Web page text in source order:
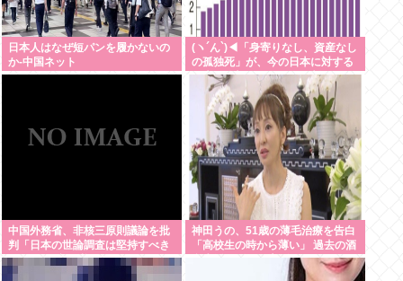
日本人はなぜ短パンを履かないの
か-中国ネット
(ヽ´ん`)◀「身寄りなし、資産なし
の孤独死」が、今の日本に対する
最大の攻撃であることが判明！！
中国外務省、非核三原則議論を批
判「日本の世論調査は堅持すべき
が76％ 民意に逆らってはならな
い」
神田うの、51歳の薄毛治療を告白
「高校生の時から薄い」 過去の酒
豪生活に別れを告げトレーニング